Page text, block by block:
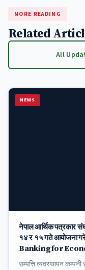
MORE READING
Related
All
NEWS
नेपाल आर्थिक पत्रकार
१४ र १५ गते आयोजना
Banking for
सम्पत्ति व्यवस्थापन